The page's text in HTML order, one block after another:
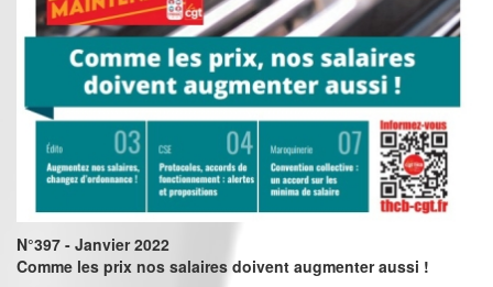
N°397 - Janvier 2022
Comme les prix nos salaires doivent augmenter aussi !